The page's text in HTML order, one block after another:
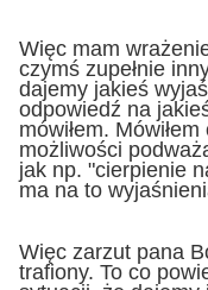
Więc mam
czymś zupełnie
dajemy jakieś
odpowiedź na
mówiłem.
możliwości
jak np. "cierpienie
ma na to
Więc zarzut pana
trafiony. To co